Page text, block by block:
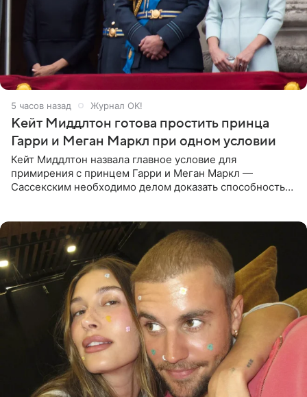
5 часов назад Журнал OK!
Кейт Миддлтон готова простить принца
Гарри и Меган Маркл при одном условии
Кейт Миддлтон назвала главное условие для
примирения с принцем Гарри и Меган Маркл —
Сассекским необходимо делом доказать способность